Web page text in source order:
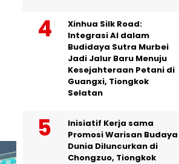
Xinhua Silk Road:
Integrasi AI dalam
Budidaya Sutra Murbei
Jadi Jalur Baru Menuju
Kesejahteraan Petani di
Guangxi, Tiongkok
Selatan
Inisiatif Kerja sama
Promosi Warisan Budaya
Dunia Diluncurkan di
Chongzuo, Tiongkok